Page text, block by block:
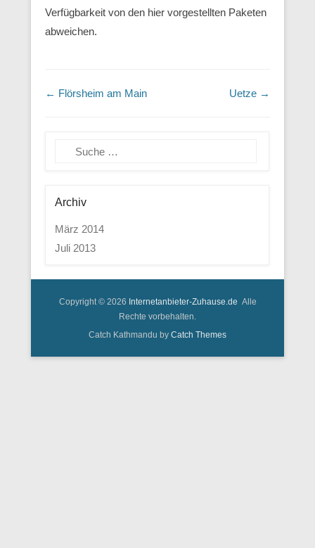
Verfügbarkeit von den hier vorgestellten Paketen
abweichen.
Beitragsnavigation
← Flörsheim am Main Uetze →
Suchen
Archiv
März 2014
Juli 2013
Copyright © 2026 Internetanbieter-Zuhause.de Alle
Rechte vorbehalten.
Catch Kathmandu by Catch Themes